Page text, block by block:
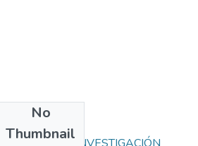
No
Thumbnail
Collections